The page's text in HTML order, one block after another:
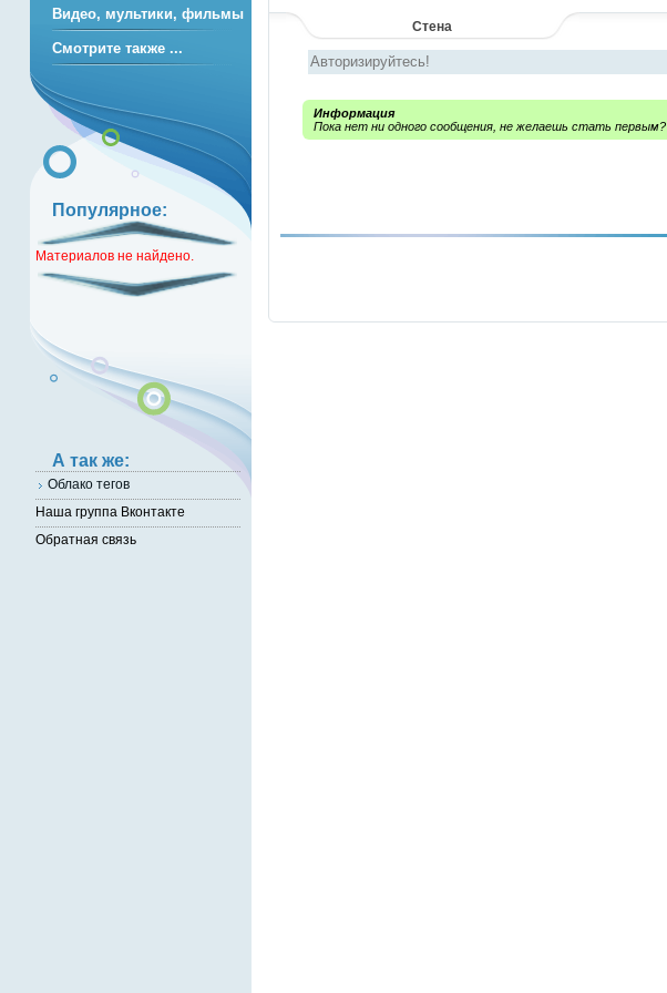
Стена
Информация
Пока нет ни одного сообщения, не желаешь стать первым?
Видео, мультики, фильмы
Смотрите также ...
Популярное:
Материалов не найдено.
А так же:
Облако тегов
Наша группа Вконтакте
Обратная связь